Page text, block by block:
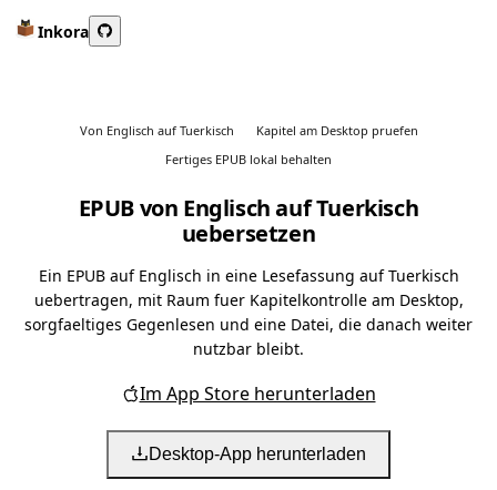
Inkora
Von Englisch auf Tuerkisch
Kapitel am Desktop pruefen
Fertiges EPUB lokal behalten
EPUB von Englisch auf Tuerkisch
uebersetzen
Ein EPUB auf Englisch in eine Lesefassung auf Tuerkisch
uebertragen, mit Raum fuer Kapitelkontrolle am Desktop,
sorgfaeltiges Gegenlesen und eine Datei, die danach weiter
nutzbar bleibt.
Im App Store herunterladen
Desktop-App herunterladen